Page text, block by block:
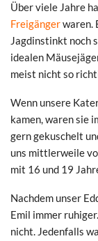
Über viele Jahre
Freigängerwaren.
Jagdinstinkt noch
idealen
meist nicht so
Wenn unsere
kamen, waren sie
gern gekuschelt
uns mittlerweile
mit 16 und 19
Nachdem unser
Emil immer
nicht. Jedenfalls